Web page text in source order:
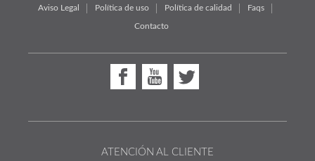
Aviso Legal Política de uso Política de calidad Faqs
Contacto
ATENCIÓN AL CLIENTE